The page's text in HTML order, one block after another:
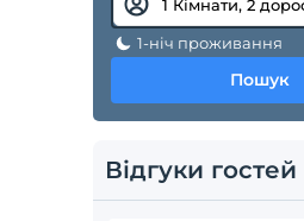
1-ніч проживання
Пошук
Відгуки гостей